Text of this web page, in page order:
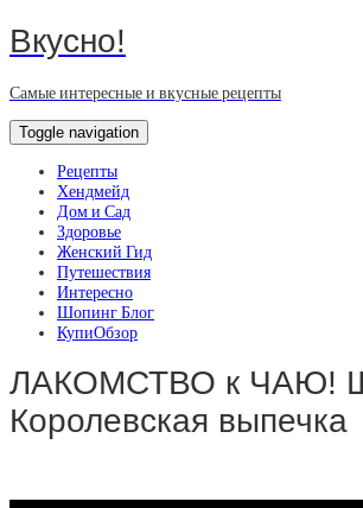
Вкусно!
Самые интересные и вкусные рецепты
Toggle navigation
Рецепты
Хендмейд
Дом и Сад
Здоровье
Женский Гид
Путешествия
Интересно
Шопинг Блог
КупиОбзор
ЛАКОМСТВО к ЧАЮ!
Королевская выпечка